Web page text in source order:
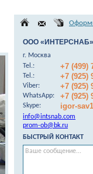
ООО «ИНТЕРСНАБ»
г. Москва
Теl.:
+7 (499)
Теl.: +7 (925)
Viber: +7 (925)
WhatsApp: +7 (925)
Skype: igor-
info@intsnab.com
prom-ob@bk.ru
БЫСТРЫЙ КОНТАКТ